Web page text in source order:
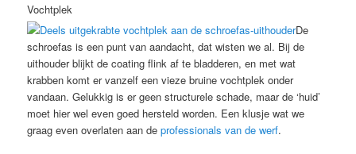
Vochtplek
De
schroefas is een punt van aandacht, dat wisten we al. Bij de
uithouder blijkt de coating flink af te bladderen, en met wat
krabben komt er vanzelf een vieze bruine vochtplek onder
vandaan. Gelukkig is er geen structurele schade, maar de ‘huid’
moet hier wel even goed hersteld worden. Een klusje wat we
graag even overlaten aan deprofessionals van de werf.